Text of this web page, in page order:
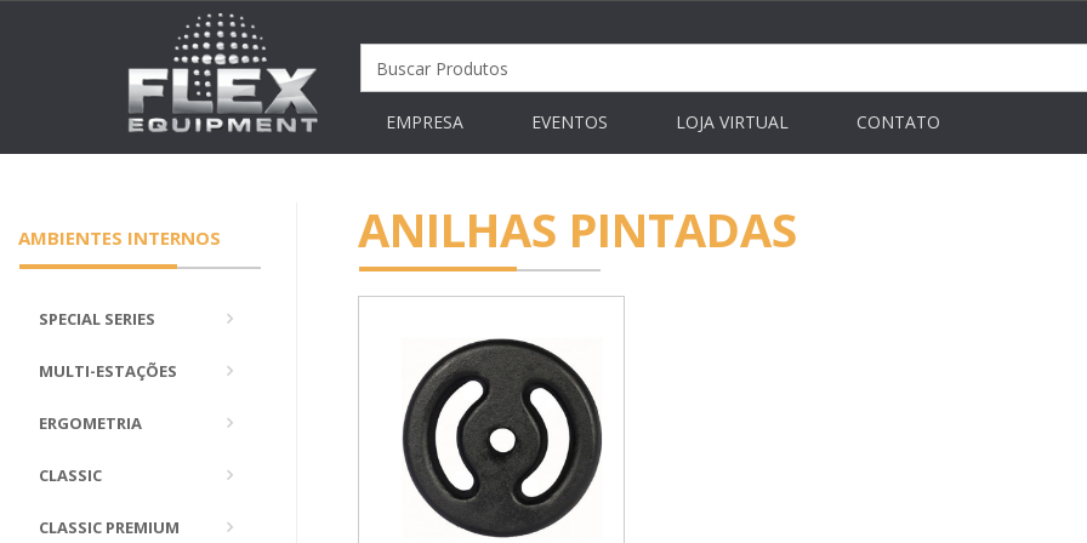
EMPRESA EVENTOS LOJA VIRTUAL CONTATO
AMBIENTES INTERNOS
SPECIAL SERIES
MULTI-ESTAÇÕES
ERGOMETRIA
CLASSIC
CLASSIC PREMIUM
ANILHAS PINTADAS